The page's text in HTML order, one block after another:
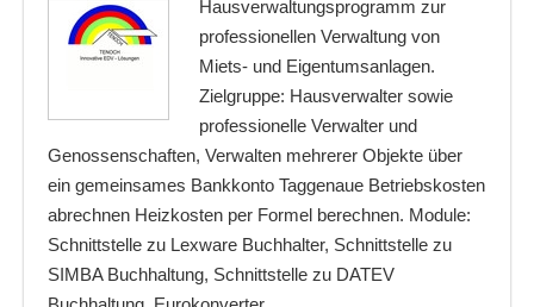
Hausverwaltungsprogramm zur
professionellen Verwaltung von
Miets- und Eigentumsanlagen.
Zielgruppe: Hausverwalter sowie
professionelle Verwalter und
Genossenschaften, Verwalten mehrerer Objekte über
ein gemeinsames Bankkonto Taggenaue Betriebskosten
abrechnen Heizkosten per Formel berechnen. Module:
Schnittstelle zu Lexware Buchhalter, Schnittstelle zu
SIMBA Buchhaltung, Schnittstelle zu DATEV